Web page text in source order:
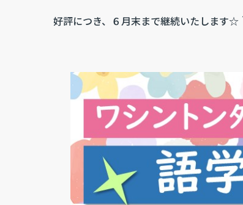
好評につき、６月末まで継続いたします☆